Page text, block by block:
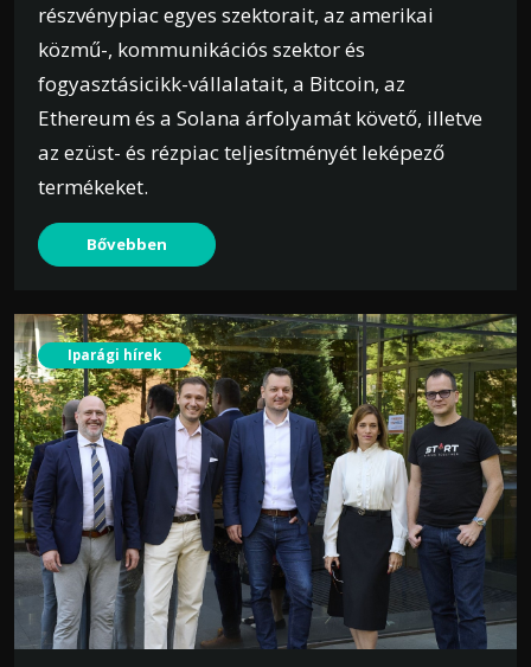
részvénypiac egyes szektorait, az amerikai
közmű-, kommunikációs szektor és
fogyasztásicikk-vállalatait, a Bitcoin, az
Ethereum és a Solana árfolyamát követő, illetve
az ezüst- és rézpiac teljesítményét leképező
termékeket.
Bővebben
Iparági hírek